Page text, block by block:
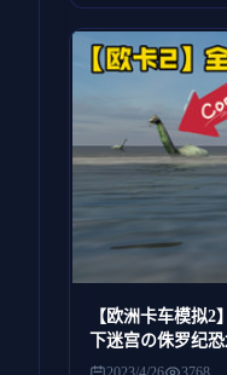
【欧洲卡车模拟
下迷宫の侏罗纪
洲卡车模拟2